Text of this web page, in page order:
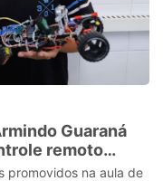
Guaraná
remoto
promovidos na aula de